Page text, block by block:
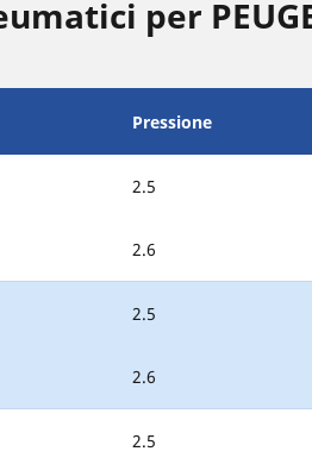
per
Pressione
2.5
2.6
2.5
2.6
2.5